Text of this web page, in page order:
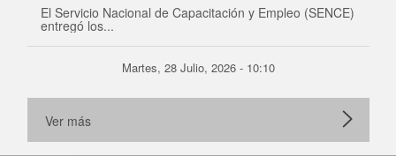
El Servicio Nacional de Capacitación y Empleo (SENCE)
entregó los...
Martes, 28 Julio, 2026 - 10:10
Ver más